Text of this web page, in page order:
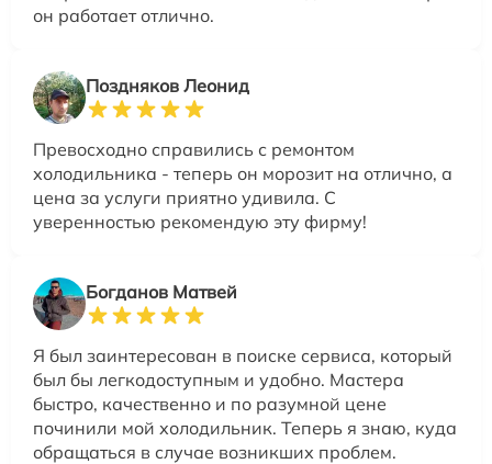
он работает отлично.
Поздняков Леонид
Превосходно справились с ремонтом
холодильника - теперь он морозит на отлично, а
цена за услуги приятно удивила. С
уверенностью рекомендую эту фирму!
Богданов Матвей
Я был заинтересован в поиске сервиса, который
был бы легкодоступным и удобно. Мастера
быстро, качественно и по разумной цене
починили мой холодильник. Теперь я знаю, куда
обращаться в случае возникших проблем.